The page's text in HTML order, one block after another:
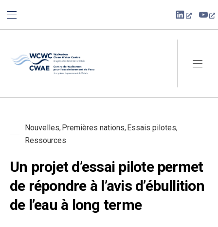
BAR NAVIGATION New
Walkerton Clean Water Centre
Nouvelles, Premières nations, Essais pilotes,
Ressources
Un projet d’essai pilote permet
de répondre à l’avis d’ébullition
de l’eau à long terme